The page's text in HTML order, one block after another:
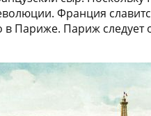
Франция
в Париже. Париж